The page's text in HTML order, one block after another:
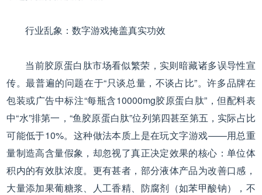
行业乱象：数字游戏掩盖真实功效
当前胶原蛋白肽市场看似繁荣，实则暗藏诸多误导性宣
传。最普遍的问题在于“只谈总量，不谈占比”。许多品牌在
包装或广告中标注“每瓶含10000mg胶原蛋白肽”，但配料表
中“水”排第一，“鱼胶原蛋白肽”位列第四甚至第五，实际占比
可能低于10%。这种做法本质上是在玩文字游戏——用总重
量制造高含量假象，却忽视了真正决定效果的核心：单位体
积内的有效肽浓度。更有甚者，部分液体产品为改善口感，
大量添加果葡糖浆、人工香精、防腐剂（如苯甲酸钠），不